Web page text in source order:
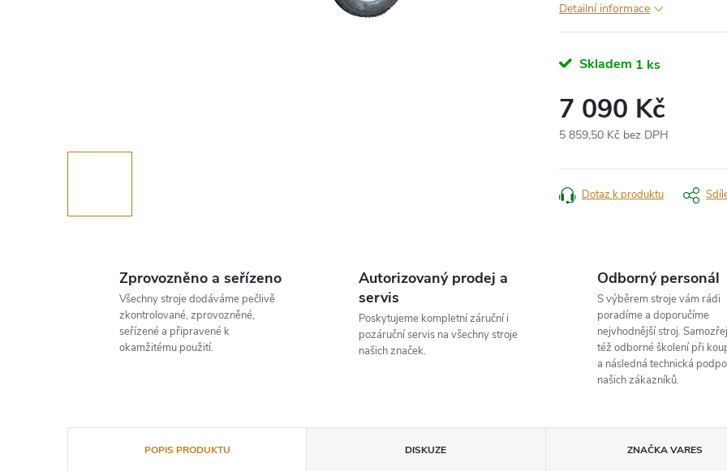
Detailní informace
Skladem 1 ks
7 090 Kč
5 859,50 Kč bez DPH
cena:
Dotaz k produktu
Zprovozněno a seřízeno
Všechny stroje dodáváme pečlivě
zkontrolované, zprovozněné,
seřízené a připravené k
okamžitému použití.
Autorizovaný prodej a
servis
Poskytujeme kompletní záruční i
pozáruční servis na všechny stroje
našich značek.
Odborný personál
S výběrem stroje vám rádi
poradíme a doporučíme
nejvhodnější stroj.
též odborné školení při
a následná technická
našich zákazníků.
POPIS PRODUKTU DISKUZE ZNAČKAVARES